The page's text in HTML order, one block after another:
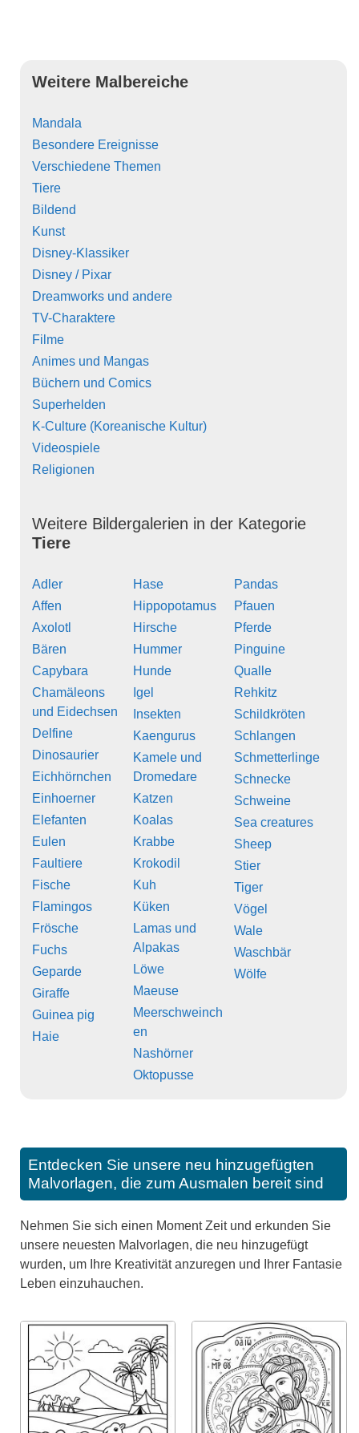
Weitere Malbereiche
Mandala
Besondere Ereignisse
Verschiedene Themen
Tiere
Bildend
Kunst
Disney-Klassiker
Disney / Pixar
Dreamworks und andere
TV-Charaktere
Filme
Animes und Mangas
Büchern und Comics
Superhelden
K-Culture (Koreanische Kultur)
Videospiele
Religionen
Weitere Bildergalerien in der Kategorie
Tiere
Adler
Affen
Axolotl
Bären
Capybara
Chamäleons
und Eidechsen
Delfine
Dinosaurier
Eichhörnchen
Einhoerner
Elefanten
Eulen
Faultiere
Fische
Flamingos
Frösche
Fuchs
Geparde
Giraffe
Guinea pig
Haie
Hase
Hippopotamus
Hirsche
Hummer
Hunde
Igel
Insekten
Kaengurus
Kamele und
Dromedare
Katzen
Koalas
Krabbe
Krokodil
Kuh
Küken
Lamas und
Alpakas
Löwe
Maeuse
Meerschweinch
en
Nashörner
Oktopusse
Pandas
Pfauen
Pferde
Pinguine
Qualle
Rehkitz
Schildkröten
Schlangen
Schmetterlinge
Schnecke
Schweine
Sea creatures
Sheep
Stier
Tiger
Vögel
Wale
Waschbär
Wölfe
Entdecken Sie unsere neu hinzugefügten
Malvorlagen, die zum Ausmalen bereit sind
Nehmen Sie sich einen Moment Zeit und erkunden Sie
unsere neuesten Malvorlagen, die neu hinzugefügt
wurden, um Ihre Kreativität anzuregen und Ihrer Fantasie
Leben einzuhauchen.